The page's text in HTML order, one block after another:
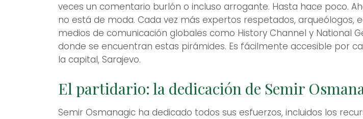
veces un comentario burlón o incluso arrogante. Hasta hace poco.
no está de moda. Cada vez más expertos respetados, arqueólogos,
medios de comunicación globales como History Channel y National
donde se encuentran estas pirámides. Es fácilmente accesible por
la capital, Sarajevo.
El partidario: la dedicación de Semir
Semir Osmanagic ha dedicado todos sus esfuerzos, incluidos los